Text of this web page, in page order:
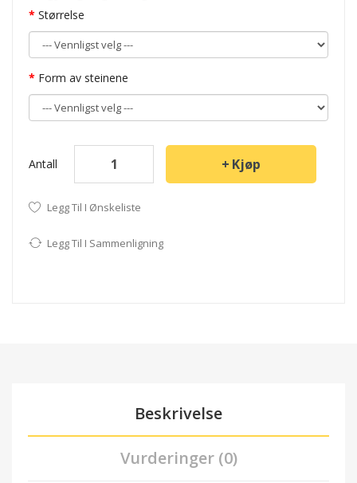
Størrelse
Form av steinene
Antall Kjøp
Legg Til I Ønskeliste
Legg Til I Sammenligning
Beskrivelse
Vurderinger (0)